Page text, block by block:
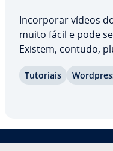
In­cor­po­rar vídeos
muito fácil e pode
Existem, contudo,
pro­du­ção e até
Tutoriais